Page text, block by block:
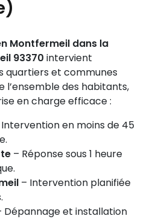
Montfermeil dans la
93370 intervient
quartiers et communes
l’ensemble des habitants,
en charge efficace :
en moins de 45
– Réponse sous 1 heure
– Intervention planifiée
Dépannage et installation